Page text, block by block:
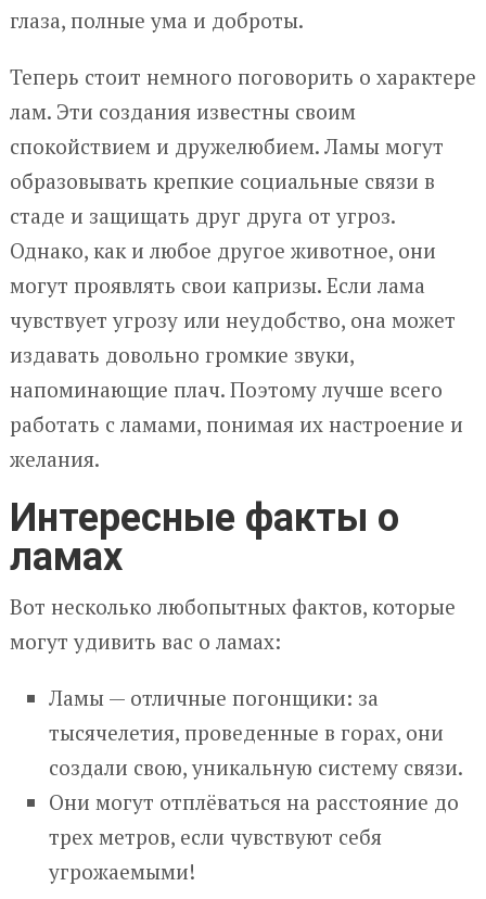
глаза, полные ума и доброты.
Теперь стоит немного поговорить о характере
лам. Эти создания известны своим
спокойствием и дружелюбием. Ламы могут
образовывать крепкие социальные связи в
стаде и защищать друг друга от угроз.
Однако, как и любое другое животное, они
могут проявлять свои капризы. Если лама
чувствует угрозу или неудобство, она может
издавать довольно громкие звуки,
напоминающие плач. Поэтому лучше всего
работать с ламами, понимая их настроение и
желания.
Интересные факты о
ламах
Вот несколько любопытных фактов, которые
могут удивить вас о ламах:
Ламы — отличные погонщики: за
тысячелетия, проведенные в горах, они
создали свою, уникальную систему связи.
Они могут отплёваться на расстояние до
трех метров, если чувствуют себя
угрожаемыми!